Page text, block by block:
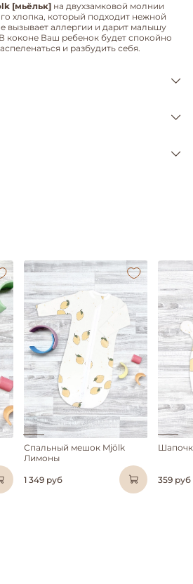
[мьёльк] на двухзамковой молнии
хлопка, который подходит нежной
вызывает аллергии и дарит малышу
коконе Ваш ребенок будет спокойно
и разбудить себя.
Спальный мешок Mjölk
Лимоны
1 349 руб 359 руб